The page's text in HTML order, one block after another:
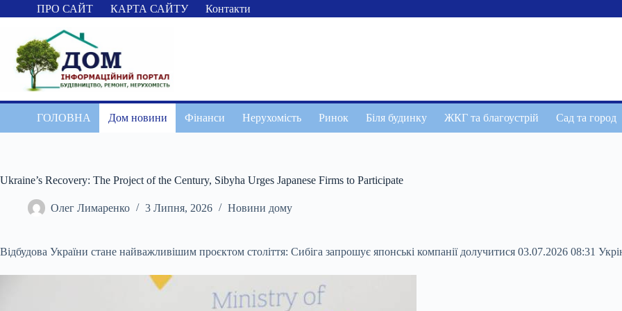
Перейти
до
ПРО САЙТ КАРТА САЙТУ Контакти
ГОЛОВНА Дом новини Фінанси Нерухомість Ринок Біля будинку ЖКГ та благоустрій Сад та город
Ukraine’s Recovery: The Project of the Century, Sibyha Urges Japanese Firms to Participate
Олег Лимаренко 3 Липня, 2026 Новини дому
Відбудова України стане найважливішим проєктом століття: Сибіга запрошує японські компанії долучитися 03.07.2026 08:31